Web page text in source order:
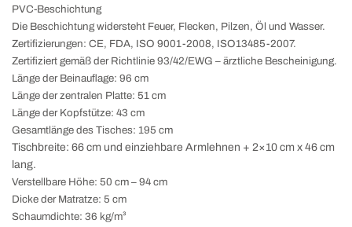
PVC-Beschichtung
Die Beschichtung widersteht Feuer, Flecken, Pilzen, Öl und Wasser.
Zertifizierungen: CE, FDA, ISO 9001-2008, ISO13485-2007.
Zertifiziert gemäß der Richtlinie 93/42/EWG – ärztliche Bescheinigung.
Länge der Beinauflage: 96 cm
Länge der zentralen Platte: 51 cm
Länge der Kopfstütze: 43 cm
Gesamtlänge des Tisches: 195 cm
Tischbreite: 66 cm und einziehbare Armlehnen + 2×10 cm x 46 cm
lang.
Verstellbare Höhe: 50 cm – 94 cm
Dicke der Matratze: 5 cm
Schaumdichte: 36 kg/m³